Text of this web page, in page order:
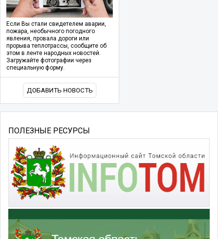
Если Вы стали свидетелем аварии,
пожара, необычного погодного
явления, провала дороги или
прорыва теплотрассы, сообщите об
этом в ленте народных новостей.
Загружайте фотографии через
специальную форму.
ДОБАВИТЬ НОВОСТЬ
ПОЛЕЗНЫЕ РЕСУРСЫ